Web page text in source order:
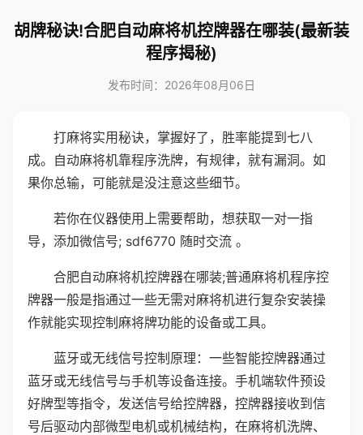
胡牌秘诀!合肥自动麻将机控牌器在哪装(最新装
程序揭秘)
发布时间：2026年08月06日
打麻将实用秘诀，掌握好了，胜率能提到七八
成。自动麻将机靠程序洗牌，有规律，就有漏洞。如
果你总输，可能就是没注意这些细节。
若你在仪器使用上需要帮助，想获取一对一指
导，添加微信号; sdf6770 随时交流 。
合肥自动麻将机控牌器在哪装;普通麻将机程序控
牌器一般是指通过一些无需对麻将机进行复杂安装操
作就能实现控制麻将牌功能的设备或工具。
蓝牙或无线信号控制原理：一些智能控牌器通过
蓝牙或无线信号与手机等设备连接。手机端软件预设
好牌型等指令，发送信号给控牌器，控牌器接收到信
号后驱动内部微型电机或机械结构，在麻将机洗牌、